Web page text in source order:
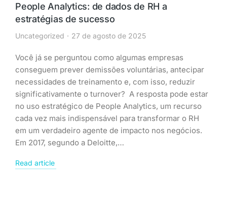
People Analytics: de dados de RH a
estratégias de sucesso
Uncategorized 27 de agosto de 2025
Você já se perguntou como algumas empresas
conseguem prever demissões voluntárias, antecipar
necessidades de treinamento e, com isso, reduzir
significativamente o turnover? A resposta pode estar
no uso estratégico de People Analytics, um recurso
cada vez mais indispensável para transformar o RH
em um verdadeiro agente de impacto nos negócios.
Em 2017, segundo a Deloitte,…
Read article